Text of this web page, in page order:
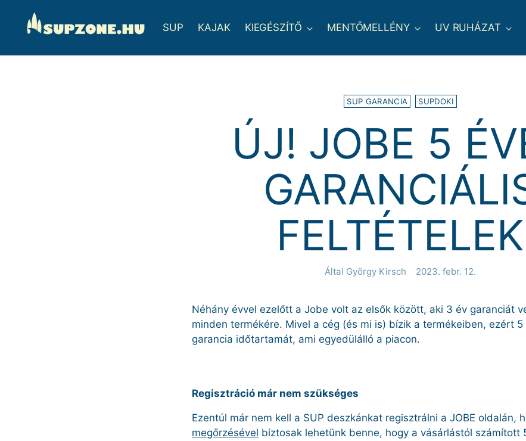
SUP KAJAK KIEGÉSZÍTŐ MENTŐMELLÉNY UV RUHÁZAT
SUP GARANCIA SUPDOKI
ÚJ! JOBE 5
FELTÉTELEK
Által György Kirsch 2023. febr. 12.
Néhány évvel ezelőtt a Jobe volt az elsők között, aki 3 év garanciát
minden termékére. Mivel a cég (és mi is) bízik a termékeiben, ezért
garancia időtartamát, ami egyedülálló a piacon.
Regisztráció már nem szükséges
Ezentúl már nem kell a SUP deszkánkat regisztrálni a JOBE oldalán,
megőrzésével biztosak lehetünk benne, hogy a vásárlástól számított